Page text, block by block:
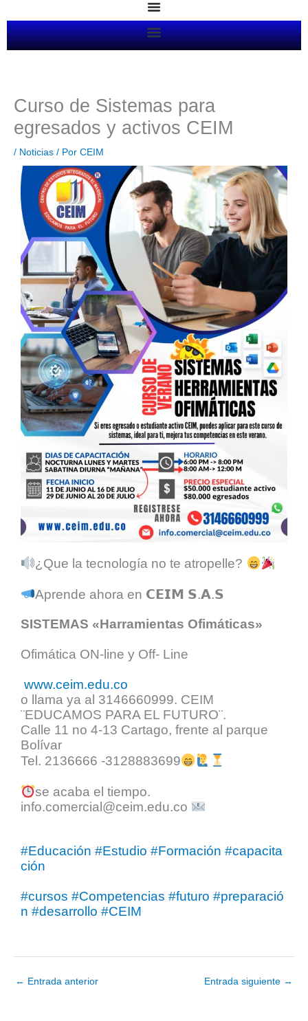
contenido
Curso de Sistemas para
egresados y activos CEIM
/ Noticias / Por CEIM
¿Que la tecnología no te atropelle?
Aprende ahora en 𝗖𝗘𝗜𝗠 𝗦.𝗔.𝗦
SISTEMAS «Harramientas Ofimáticas»
Ofimática ON-line y Off- Line
www.ceim.edu.co
o llama ya al 3146660999. CEIM
¨EDUCAMOS PARA EL FUTURO¨.
Calle 11 no 4-13 Cartago, frente al parque
Bolívar
Tel. 2136666 -3128883699
se acaba el tiempo.
info.comercial@ceim.edu.co
#Educación #Estudio #Formación #capacita
ción
#cursos #Competencias #futuro #preparació
n #desarrollo #CEIM
← Entrada anterior Entrada siguiente →